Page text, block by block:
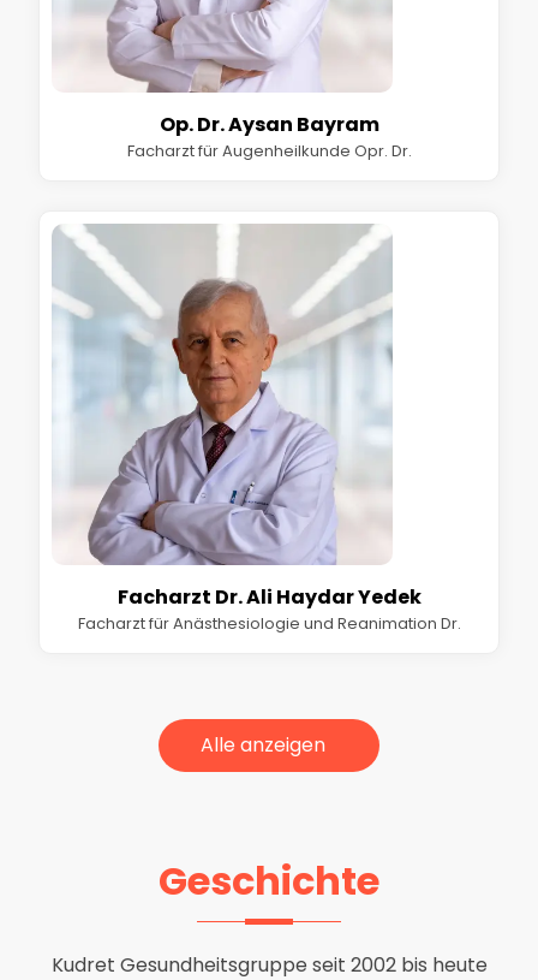
Op. Dr. Aysan Bayram
Facharzt für Augenheilkunde Opr. Dr.
Facharzt Dr. Ali Haydar Yedek
Facharzt für Anästhesiologie und Reanimation Dr.
Alle anzeigen
Geschichte
Kudret Gesundheitsgruppe seit 2002 bis heute